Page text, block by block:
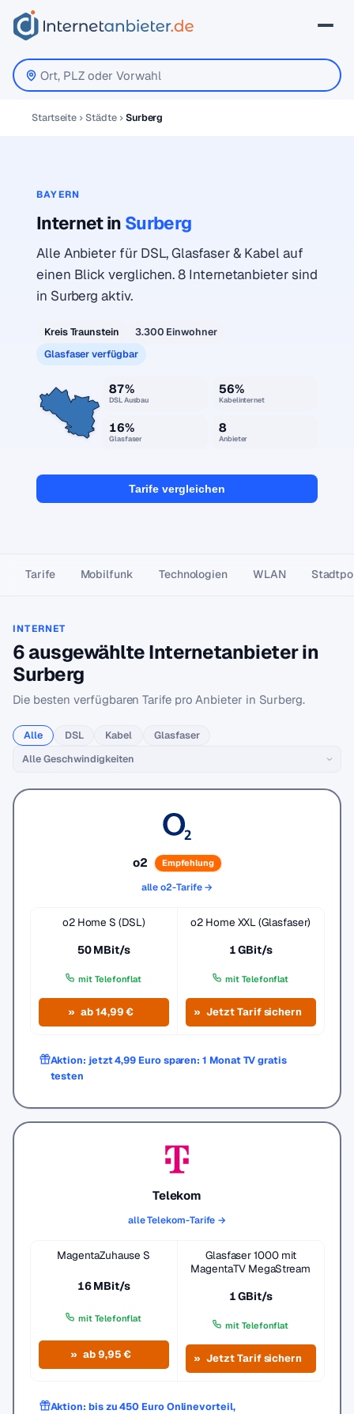
Startseite Städte Surberg
BAYERN
Internet in Surberg
Alle Anbieter für DSL, Glasfaser & Kabel auf
einen Blick verglichen. 8 Internetanbieter sind
in Surberg aktiv.
Kreis Traunstein
3.300 Einwohner
Glasfaser verfügbar
87%
DSL Ausbau
56%
Kabelinternet
16%
Glasfaser
8
Anbieter
Tarife vergleichen
Tarife Mobilfunk Technologien WLAN
INTERNET
6 ausgewählte Internetanbieter in
Surberg
Die besten verfügbaren Tarife pro Anbieter in Surberg.
Alle DSL Kabel Glasfaser
o2 Empfehlung
alle o2-Tarife →
o2 Home S (DSL)
50 MBit/s
mit Telefonflat
ab 14,99 €
o2 Home XXL (Glasfaser)
1 GBit/s
mit Telefonflat
Jetzt Tarif sichern
Aktion: jetzt 4,99 Euro sparen: 1 Monat TV gratis
testen
Telekom
alle Telekom-Tarife →
MagentaZuhause S
16 MBit/s
mit Telefonflat
ab 9,95 €
Glasfaser 1000 mit
MagentaTV MegaStream
1 GBit/s
mit Telefonflat
Jetzt Tarif sichern
Aktion: bis zu 450 Euro Onlinevorteil,